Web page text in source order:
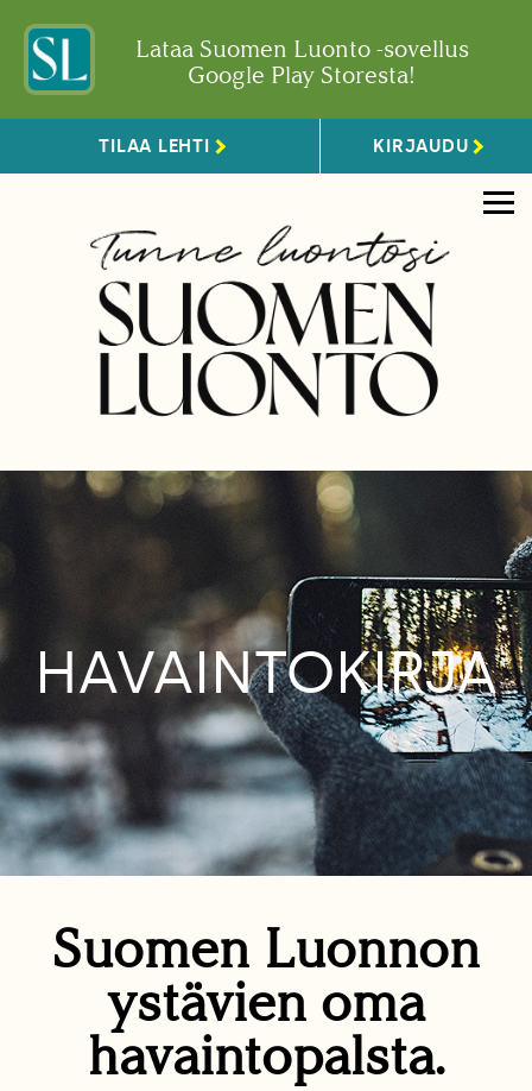
Lataa Suomen Luonto -sovellus
Google Play Storesta!
TILAA LEHTI KIRJAUDU
HAVAINTOKIRJA
Suomen Luonnon
ystävien oma
havaintopalsta.